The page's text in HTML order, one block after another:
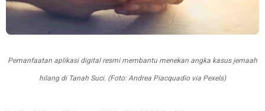
Pemanfaatan aplikasi digital resmi membantu menekan angka kasus jemaah
hilang di Tanah Suci. (Foto: Andrea Piacquadio via Pexels)